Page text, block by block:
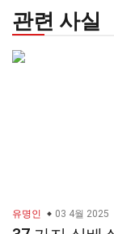
관련 사실
유명인 03 4월 2025